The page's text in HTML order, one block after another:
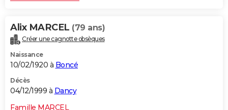
Alix MARCEL (79 ans)
Créer une cagnotte obsèques
Naissance
10/02/1920 à Boncé
Décès
04/12/1999 à Dancy
Famille MARCEL